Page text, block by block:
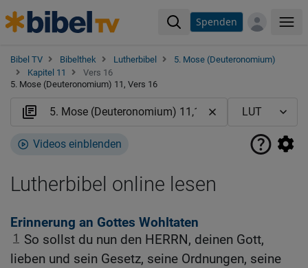
Spenden
Bibel TV Bibelthek Lutherbibel
5. Mose (Deuteronomium)
Kapitel 11
Vers 16
5. Mose (Deuteronomium) 11, Vers 16
Videos einblenden
Lutherbibel online lesen
Erinnerung an Gottes Wohltaten
1
So sollst du nun den HERRN, deinen Gott,
lieben und sein Gesetz, seine Ordnungen, seine